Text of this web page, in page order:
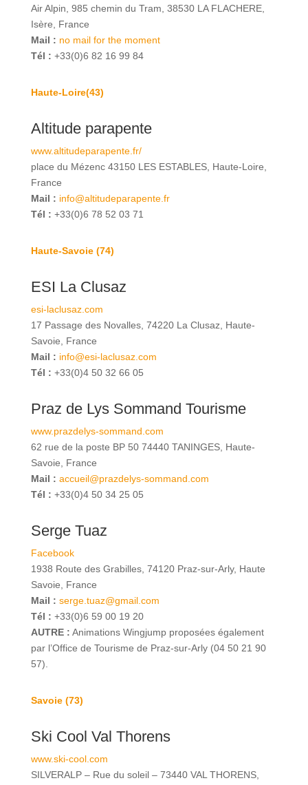
Air Alpin, 985 chemin du Tram, 38530 LA FLACHERE,
Isère, France
Mail : no mail for the moment
Tél : +33(0)6 82 16 99 84
Haute-Loire(43)
Altitude parapente
www.altitudeparapente.fr/
place du Mézenc 43150 LES ESTABLES, Haute-Loire,
France
Mail : info@altitudeparapente.fr
Tél : +33(0)6 78 52 03 71
Haute-Savoie (74)
ESI La Clusaz
esi-laclusaz.com
17 Passage des Novalles, 74220 La Clusaz, Haute-
Savoie, France
Mail : info@esi-laclusaz.com
Tél : +33(0)4 50 32 66 05
Praz de Lys Sommand Tourisme
www.prazdelys-sommand.com
62 rue de la poste BP 50 74440 TANINGES, Haute-
Savoie, France
Mail : accueil@prazdelys-sommand.com
Tél : +33(0)4 50 34 25 05
Serge Tuaz
Facebook
1938 Route des Grabilles, 74120 Praz-sur-Arly, Haute
Savoie, France
Mail : serge.tuaz@gmail.com
Tél : +33(0)6 59 00 19 20
AUTRE : Animations Wingjump proposées également
par l’Office de Tourisme de Praz-sur-Arly (04 50 21 90
57).
Savoie (73)
Ski Cool Val Thorens
www.ski-cool.com
SILVERALP – Rue du soleil – 73440 VAL THORENS,